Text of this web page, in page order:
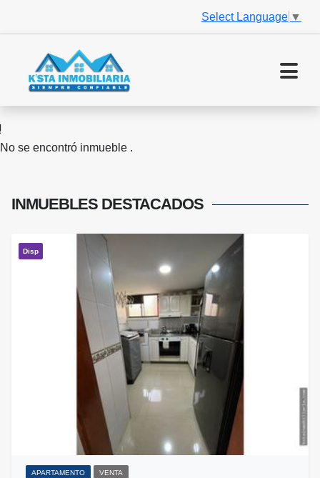
Select Language ▼
No se encontró inmueble .
INMUEBLES DESTACADOS
Disp
APARTAMENTO VENTA